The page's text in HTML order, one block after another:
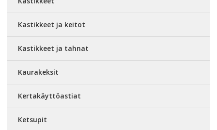
Kastikkeet ja keitot
Kastikkeet ja tahnat
Kaurakeksit
Kertakäyttöastiat
Ketsupit